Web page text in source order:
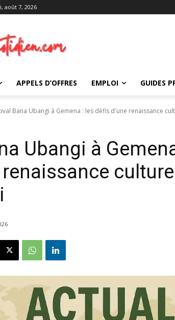
août 7, 2026
APPELS D’OFFRES EMPLOI GUIDES
Bana Ubangi à Gemena : les défis d'une renaissance
Ubangi à
renaissance